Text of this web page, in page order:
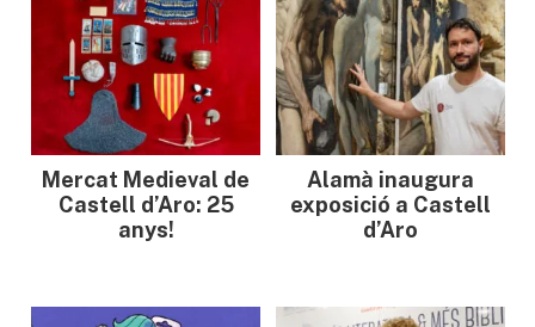
Mercat Medieval de
Castell d’Aro: 25
anys!
Alamà inaugura
exposició a Castell
d’Aro